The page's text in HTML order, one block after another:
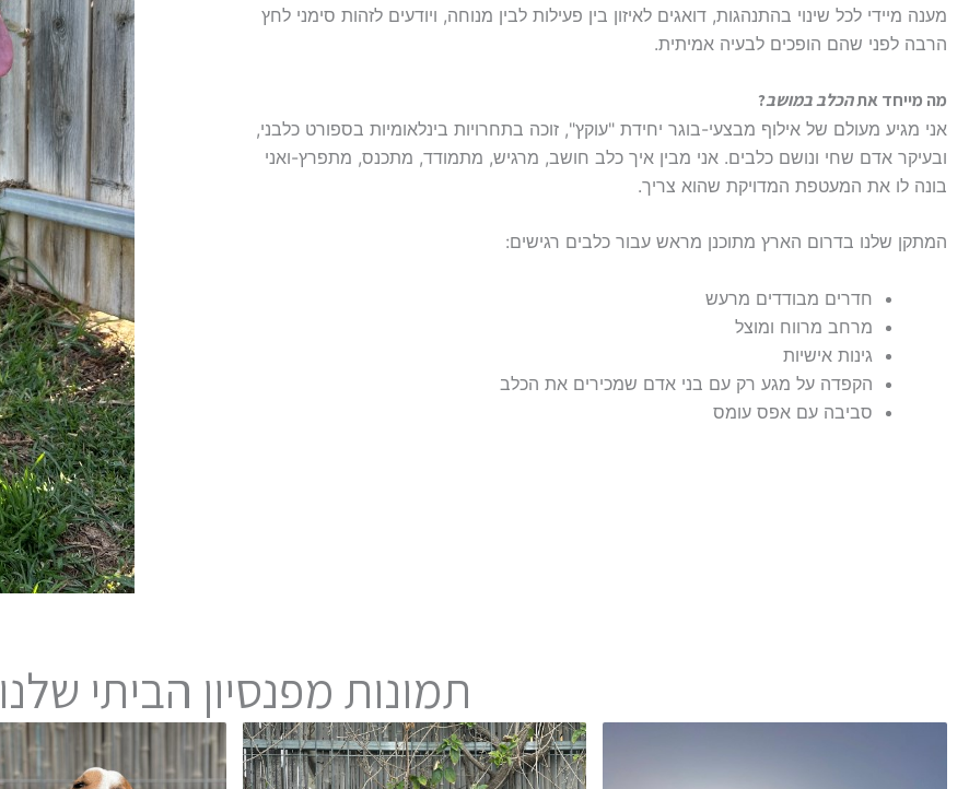
מענה מיידי לכל שינוי בהתנהגות, דואגים לאיזון בין פעילות לבין מנוחה, ויודעים לזהות סימני לחץ
הרבה לפני שהם הופכים לבעיה אמיתית.
מה מייחד אתהכלב במושב?
אני מגיע מעולם של אילוף מבצעי-בוגר יחידת "עוקץ", זוכה בתחרויות בינלאומיות בספורט כלבני,
ובעיקר אדם שחי ונושם כלבים. אני מבין איך כלב חושב, מרגיש, מתמודד, מתכנס, מתפרץ-ואני
בונה לו את המעטפת המדויקת שהוא צריך.
המתקן שלנו בדרום הארץ מתוכנן מראש עבור כלבים רגישים:
חדרים מבודדים מרעש
מרחב מרווח ומוצל
גינות אישיות
הקפדה על מגע רק עם בני אדם שמכירים את הכלב
סביבה עם אפס עומס
תמונות מפנסיון הביתי שלנו